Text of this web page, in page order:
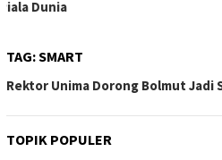
TAG:SMART
Rektor Unima Dorong Bolmut Jadi
TOPIK POPULER